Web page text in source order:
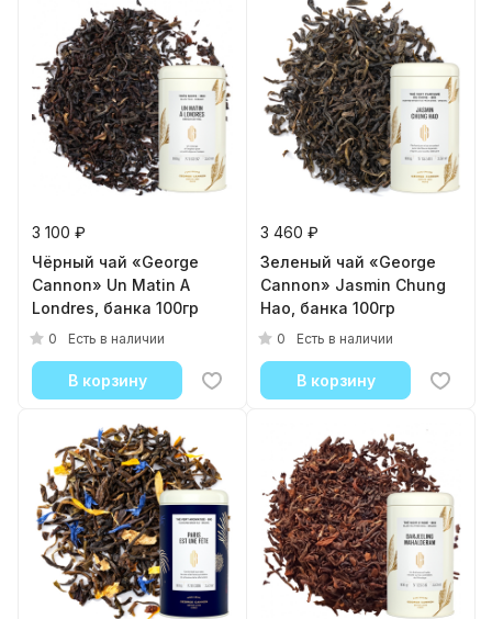
3 100 ₽
Чёрный чай «George
Cannon» Un Matin A
Londres, банка 100гр
0 Есть в наличии
В корзину
3 460 ₽
Зеленый чай «George
Cannon» Jasmin Chung
Hao, банка 100гр
0 Есть в наличии
В корзину